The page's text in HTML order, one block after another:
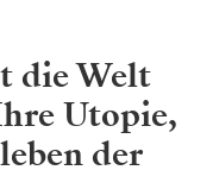
die Welt
Utopie,
der